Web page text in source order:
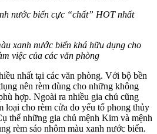
xanh nước biển khá hữu dụng cho
việc của các văn phòng
nhất tại các văn phòng. Với bộ bền
nên rèm dùng cho những không
hợp. Ngoài ra nhiều gia chủ cũng
loại cho rèm cửa do yếu tố phong thủy
thể những gia chủ mệnh Kim và mệnh
rèm sáo nhôm màu xanh nước biển.